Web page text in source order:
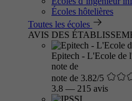
Écoles hôtelières
Toutes les écoles
AVIS DES
Epitech - L'Ecole de
note de
note de 3.82/5
3.8 — 215 avis